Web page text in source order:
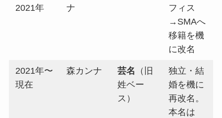
2021年
ナ
フィス
→SMAへ
移籍を機
に改名
2021年〜
現在
森カンナ 芸名
（旧
姓ベー
ス）
独立・結
婚を機に
再改名。
本名は